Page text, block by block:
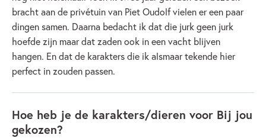
bracht aan de privétuin van Piet Oudolf vielen er een paar
dingen samen. Daarna bedacht ik dat die jurk geen jurk
hoefde zijn maar dat zaden ook in een vacht blijven
hangen. En dat de karakters die ik alsmaar tekende hier
perfect in zouden passen.
Hoe heb je de karakters/dieren voor Bij jou
gekozen?